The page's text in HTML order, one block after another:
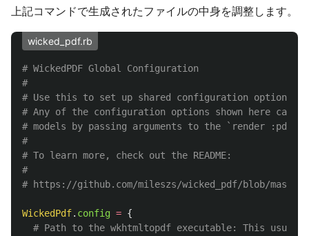
上記コマンドで生成されたファイルの中身を調整します。
wicked_pdf.rb
# WickedPDF Global Configuration
#
# Use this to set up shared configuration options
# Any of the configuration options shown here can
# models by passing arguments to the `render :pdf`
#
# To learn more, check out the README:
#
# https://github.com/mileszs/wicked_pdf/blob/master/
WickedPdf. config = {
# Path to the wkhtmltopdf executable: This